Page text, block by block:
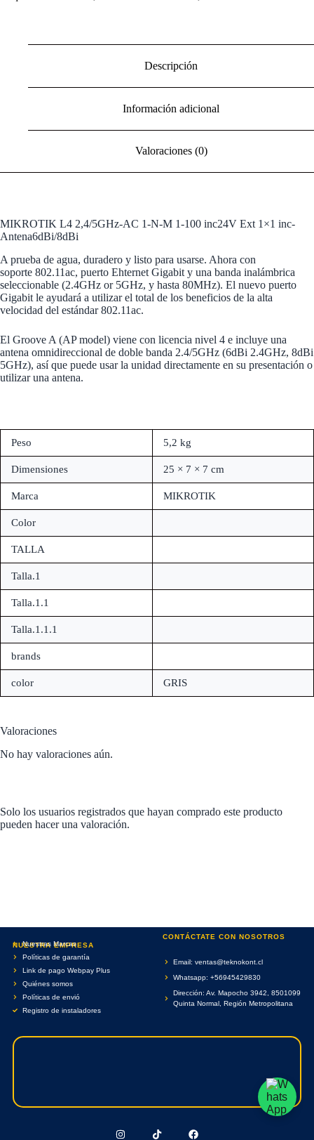
Descripción
Información adicional
Valoraciones (0)
MIKROTIK L4 2,4/5GHz-AC 1-N-M 1-100 inc24V Ext 1×1 inc-
Antena6dBi/8dBi
A prueba de agua, duradero y listo para usarse. Ahora con
soporte 802.11ac, puerto Ehternet Gigabit y una banda inalámbrica
seleccionable (2.4GHz or 5GHz, y hasta 80MHz). El nuevo puerto
Gigabit le ayudará a utilizar el total de los beneficios de la alta
velocidad del estándar 802.11ac.
El Groove A (AP model) viene con licencia nivel 4 e incluye una
antena omnidireccional de doble banda 2.4/5GHz (6dBi 2.4GHz, 8dBi
5GHz), así que puede usar la unidad directamente en su presentación o
utilizar una antena.
Peso 5,2 kg
Dimensiones 25 × 7 × 7 cm
Marca MIKROTIK
Color
TALLA
Talla.1
Talla.1.1
Talla.1.1.1
brands
color GRIS
Valoraciones
No hay valoraciones aún.
Solo los usuarios registrados que hayan comprado este producto
pueden hacer una valoración.
NUESTRA EMPRESA
Nuestras Marcas
Políticas de garantía
Link de pago Webpay Plus
Quiénes somos
Políticas de envió
Registro de instaladores
CONTÁCTATE CON NOSOTROS
Email: ventas@teknokont.cl
Whatsapp: +56945429830
Dirección: Av. Mapocho 3942, 8501099
Quinta Normal, Región Metropolitana